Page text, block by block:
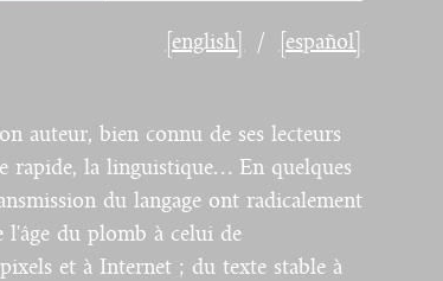
[english] [español]
auteur, bien connu de ses lecteurs
rapide, la linguistique… En quelques
du langage ont radicalement
l'âge du plomb à celui de
et à Internet ; du texte stable à